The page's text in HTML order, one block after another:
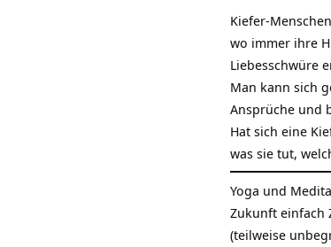
Kiefer-
wo immer ihre
Liebesschwüre
Man kann sich
Ansprüche und
Hat sich eine
was sie tut,
Yoga und
Zukunft einfach
(teilweise